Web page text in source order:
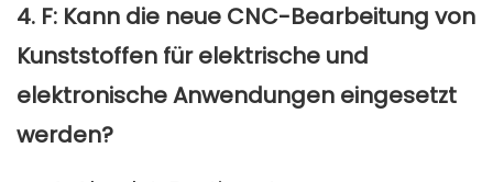
4. F: Kann die neue CNC-Bearbeitung von
Kunststoffen für elektrische und
elektronische Anwendungen eingesetzt
werden?